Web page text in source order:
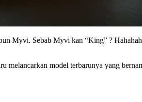
Myvi. Sebab Myvi kan “King” ?
melancarkan model terbarunya yang